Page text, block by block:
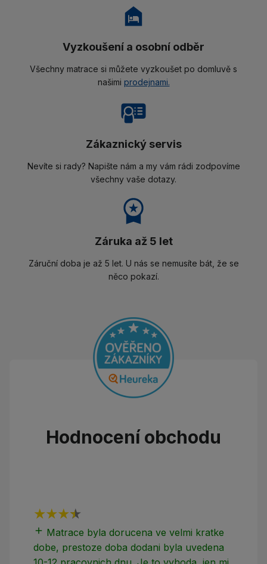
Vyzkoušení a osobní odběr
Všechny matrace si můžete vyzkoušet po domluvě s
našimi prodejnami.
Zákaznický servis
Nevíte si rady? Napište nám a my vám rádi zodpovíme
všechny vaše dotazy.
Záruka až 5 let
Záruční doba je až 5 let. U nás se nemusíte bát, že se
něco pokazí.
Hodnocení obchodu
add Matrace byla dorucena ve velmi kratke
dobe, prestoze doba dodani byla uvedena